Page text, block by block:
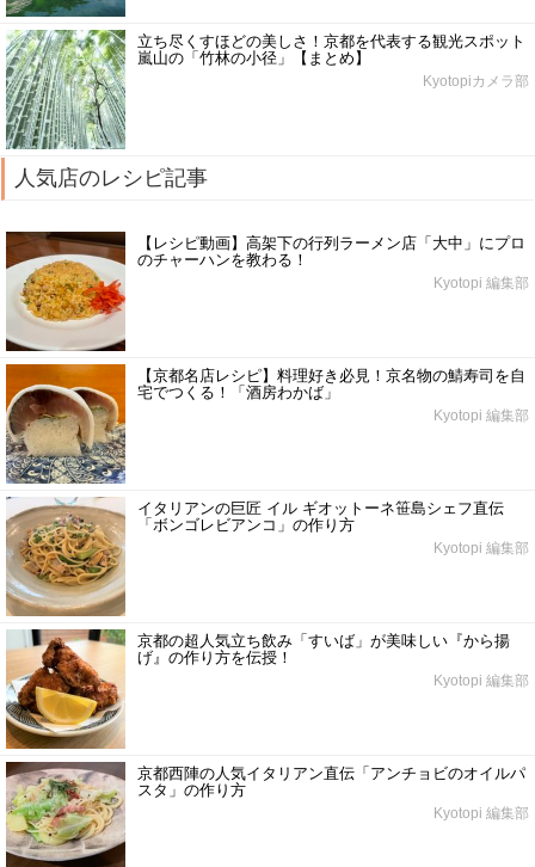
立ち尽くすほどの美しさ！京都を代表する観光スポット
嵐山の「竹林の小径」【まとめ】
Kyotopiカメラ部
人気店のレシピ記事
【レシピ動画】高架下の行列ラーメン店「大中」にプロ
のチャーハンを教わる！
Kyotopi 編集部
【京都名店レシピ】料理好き必見！京名物の鯖寿司を自
宅でつくる！「酒房わかば」
Kyotopi 編集部
イタリアンの巨匠 イル ギオットーネ笹島シェフ直伝
「ボンゴレビアンコ」の作り方
Kyotopi 編集部
京都の超人気立ち飲み「すいば」が美味しい『から揚
げ』の作り方を伝授！
Kyotopi 編集部
京都西陣の人気イタリアン直伝「アンチョビのオイルパ
スタ」の作り方
Kyotopi 編集部